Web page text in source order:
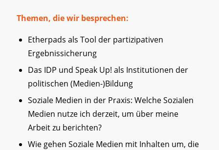
Themen, die wir besprechen:
Etherpads als Tool der partizipativen
Ergebnissicherung
Das IDP und Speak Up! als Institutionen der
politischen (Medien-)Bildung
Soziale Medien in der Praxis: Welche Sozialen
Medien nutze ich derzeit, um über meine
Arbeit zu berichten?
Wie gehen Soziale Medien mit Inhalten um, die